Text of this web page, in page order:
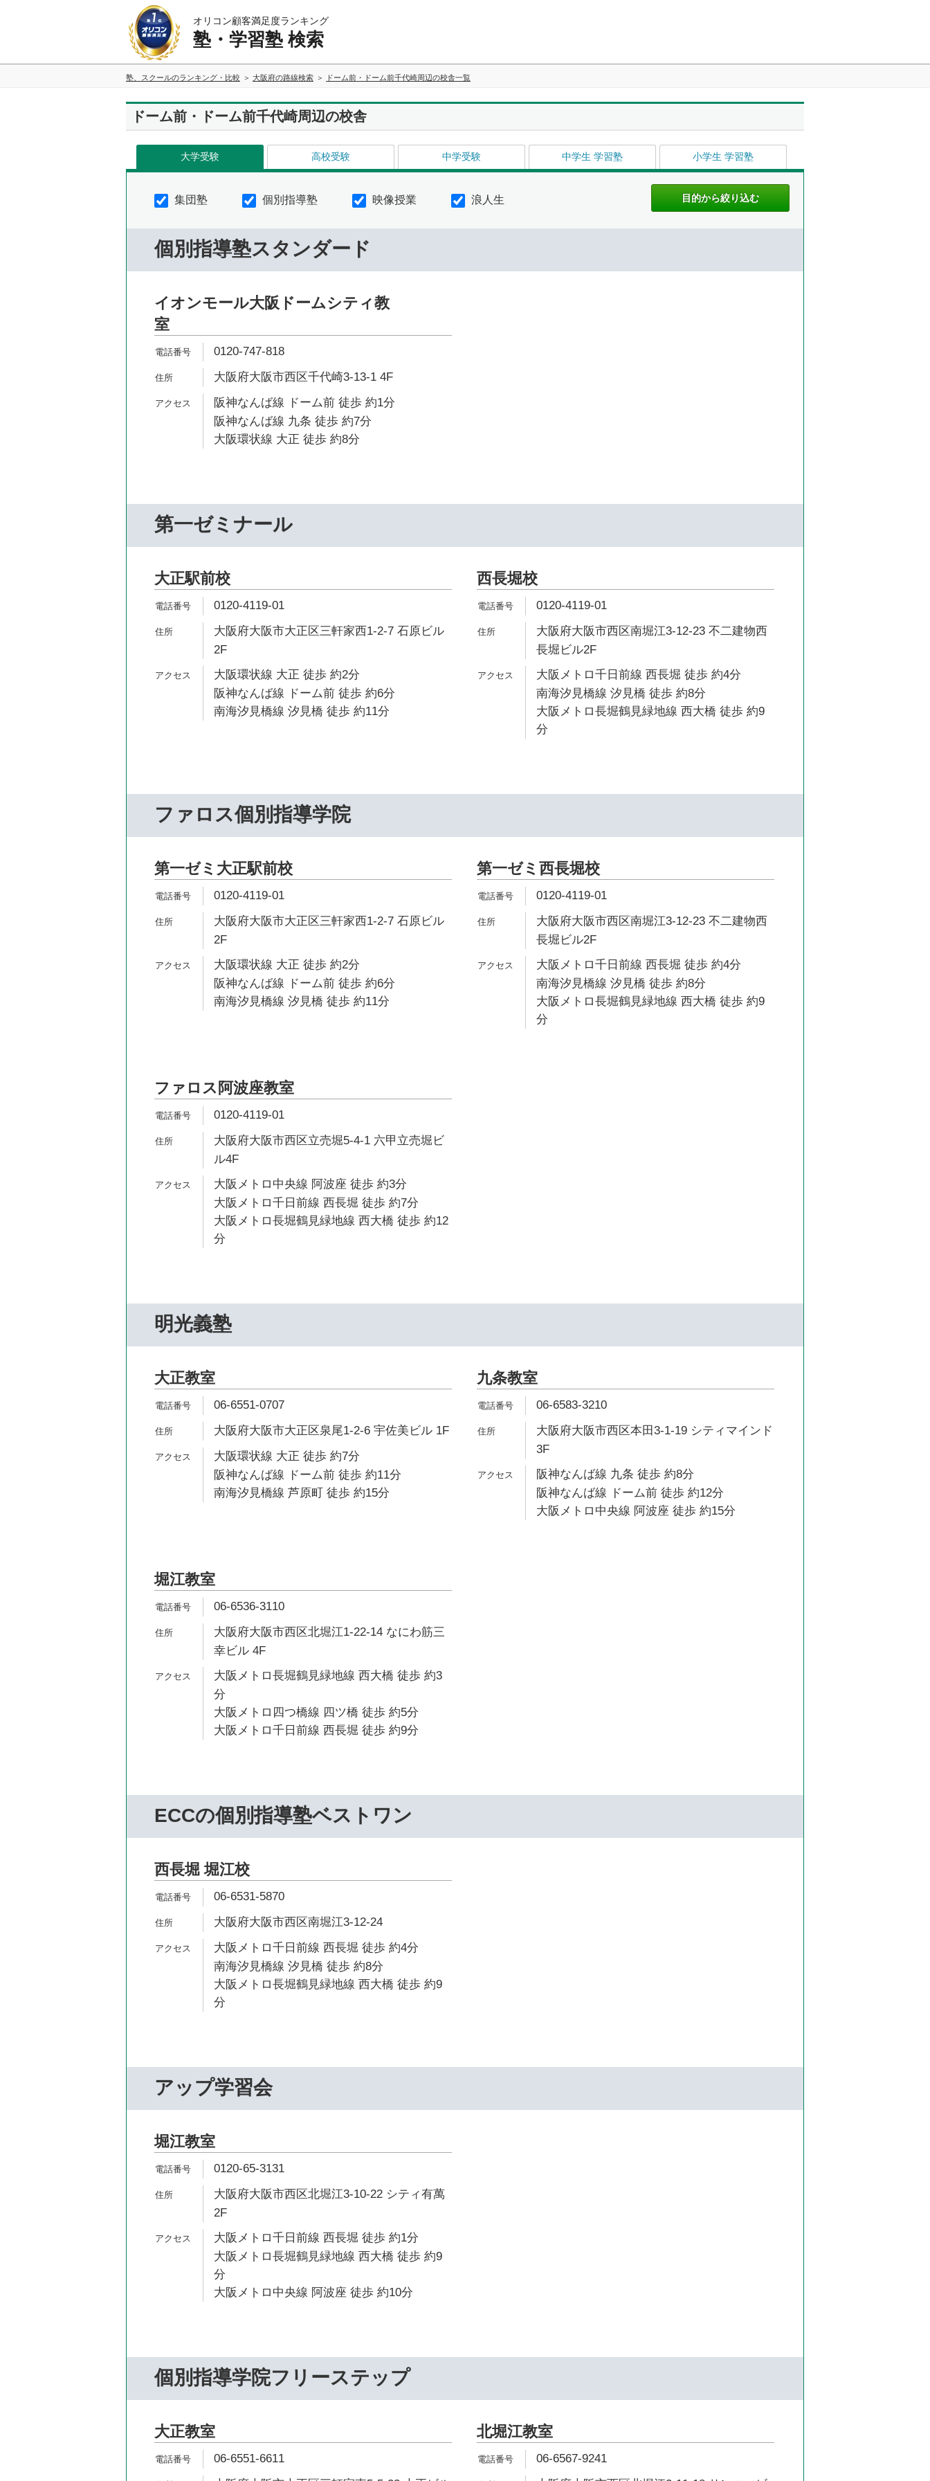
オリコン顧客満足度ランキング
塾・学習塾 検索
塾、スクールのランキング・比較 大阪府の路線検索 ドーム前・ドーム前千代崎周辺の校舎一覧
ドーム前・ドーム前千代崎周辺の校舎
大学受験 高校受験 中学受験 中学生 学習塾 小学生 学習塾
集団塾 個別指導塾 映像授業 浪人生
個別指導塾スタンダード
イオンモール大阪ドームシティ教
室
0120-747-818
大阪府大阪市西区千代崎3-13-1 4F
阪神なんば線 ドーム前 徒歩 約1分
阪神なんば線 九条 徒歩 約7分
大阪環状線 大正 徒歩 約8分
第一ゼミナール
大正駅前校
0120-4119-01
大阪府大阪市大正区三軒家西1-2-7 石原ビル
2F
大阪環状線 大正 徒歩 約2分
阪神なんば線 ドーム前 徒歩 約6分
南海汐見橋線 汐見橋 徒歩 約11分
西長堀校
0120-4119-01
大阪府大阪市西区南堀江3-12-23 不二建物西
長堀ビル2F
大阪メトロ千日前線 西長堀 徒歩 約4分
南海汐見橋線 汐見橋 徒歩 約8分
大阪メトロ長堀鶴見緑地線 西大橋 徒歩 約9
分
ファロス個別指導学院
第一ゼミ大正駅前校
0120-4119-01
大阪府大阪市大正区三軒家西1-2-7 石原ビル
2F
大阪環状線 大正 徒歩 約2分
阪神なんば線 ドーム前 徒歩 約6分
南海汐見橋線 汐見橋 徒歩 約11分
第一ゼミ西長堀校
0120-4119-01
大阪府大阪市西区南堀江3-12-23 不二建物西
長堀ビル2F
大阪メトロ千日前線 西長堀 徒歩 約4分
南海汐見橋線 汐見橋 徒歩 約8分
大阪メトロ長堀鶴見緑地線 西大橋 徒歩 約9
分
ファロス阿波座教室
0120-4119-01
大阪府大阪市西区立売堀5-4-1 六甲立売堀ビ
ル4F
大阪メトロ中央線 阿波座 徒歩 約3分
大阪メトロ千日前線 西長堀 徒歩 約7分
大阪メトロ長堀鶴見緑地線 西大橋 徒歩 約12
分
明光義塾
大正教室
06-6551-0707
大阪府大阪市大正区泉尾1-2-6 宇佐美ビル 1F
大阪環状線 大正 徒歩 約7分
阪神なんば線 ドーム前 徒歩 約11分
南海汐見橋線 芦原町 徒歩 約15分
九条教室
06-6583-3210
大阪府大阪市西区本田3-1-19 シティマインド
3F
阪神なんば線 九条 徒歩 約8分
阪神なんば線 ドーム前 徒歩 約12分
大阪メトロ中央線 阿波座 徒歩 約15分
堀江教室
06-6536-3110
大阪府大阪市西区北堀江1-22-14 なにわ筋三
幸ビル 4F
大阪メトロ長堀鶴見緑地線 西大橋 徒歩 約3
分
大阪メトロ四つ橋線 四ツ橋 徒歩 約5分
大阪メトロ千日前線 西長堀 徒歩 約9分
ECCの個別指導塾ベストワン
西長堀 堀江校
06-6531-5870
大阪府大阪市西区南堀江3-12-24
大阪メトロ千日前線 西長堀 徒歩 約4分
南海汐見橋線 汐見橋 徒歩 約8分
大阪メトロ長堀鶴見緑地線 西大橋 徒歩 約9
分
アップ学習会
堀江教室
0120-65-3131
大阪府大阪市西区北堀江3-10-22 シティ有萬
2F
大阪メトロ千日前線 西長堀 徒歩 約1分
大阪メトロ長堀鶴見緑地線 西大橋 徒歩 約9
分
大阪メトロ中央線 阿波座 徒歩 約10分
個別指導学院フリーステップ
大正教室
06-6551-6611
北堀江教室
06-6567-9241